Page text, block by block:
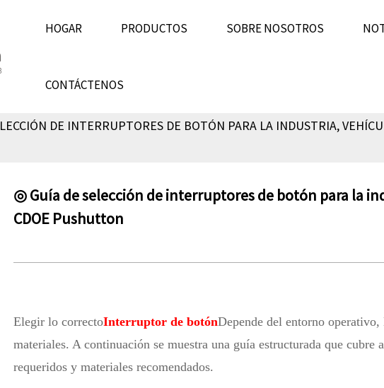
HOGAR PRODUCTOS SOBRE NOSOTROS
CONTÁCTENOS
DE INTERRUPTORES DE BOTÓN PARA LA INDUSTRIA,
◎ Guía de selección de interruptores de botón para la
CDOE Pushutton
Elegir lo correctoInterruptor de botónDepende del entorno
materiales. A continuación se muestra una guía estructurada que
requeridos y materiales recomendados.